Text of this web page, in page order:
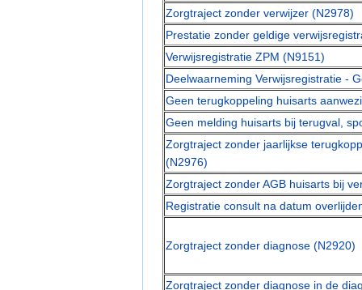
Zorgtraject zonder verwijzer (N2978)
Prestatie zonder geldige
Verwijsregistratie ZPM (N9151)
Deelwaarneming Verwijsregistratie -
Geen terugkoppeling huisarts
Geen melding huisarts bij terugval,
Zorgtraject zonder jaarlijkse
(N2976)
Zorgtraject zonder AGB huisarts bij
Registratie consult na datum
Zorgtraject zonder diagnose (N2920)
Zorgtraject zonder diagnose in de